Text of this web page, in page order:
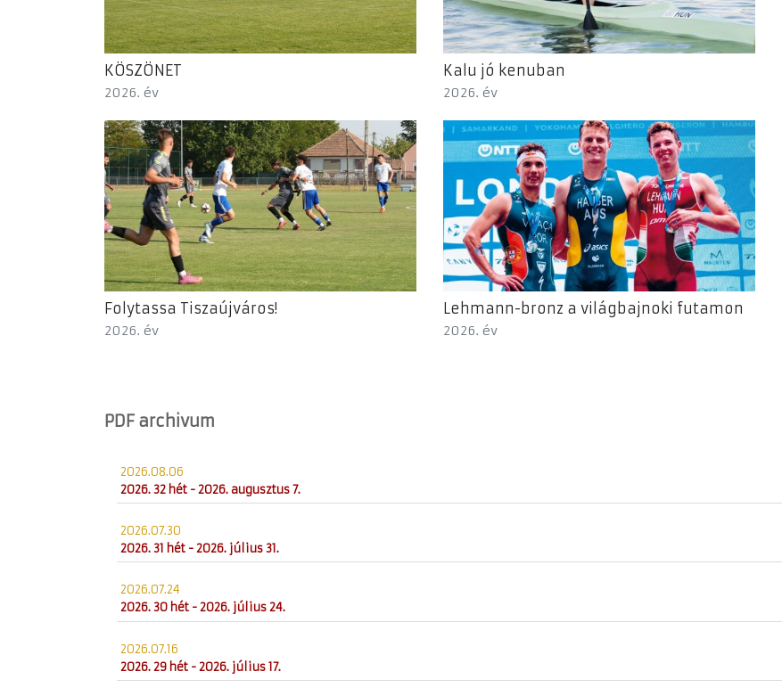
KÖSZÖNET
2026. év
Kalu jó kenuban
2026. év
Folytassa Tiszaújváros!
2026. év
Lehmann-bronz a világbajnoki futamon
2026. év
PDF archivum
2026.08.06
2026. 32 hét - 2026. augusztus 7.
2026.07.30
2026. 31 hét - 2026. július 31.
2026.07.24
2026. 30 hét - 2026. július 24.
2026.07.16
2026. 29 hét - 2026. július 17.